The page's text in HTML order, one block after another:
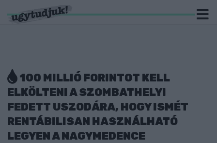
100 MILLIÓ FORINTOT KELL
ELKÖLTENI A SZOMBATHELYI
FEDETT USZODÁRA, HOGY ISMÉT
RENTÁBILISAN HASZNÁLHATÓ
LEGYEN A NAGYMEDENCE